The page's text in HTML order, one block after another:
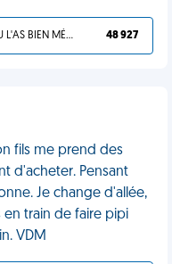
TU L'AS BIEN MÉRITÉ 48 927
fils me prend des
d'acheter. Pensant
Je change d'allée,
train de faire pipi
VDM